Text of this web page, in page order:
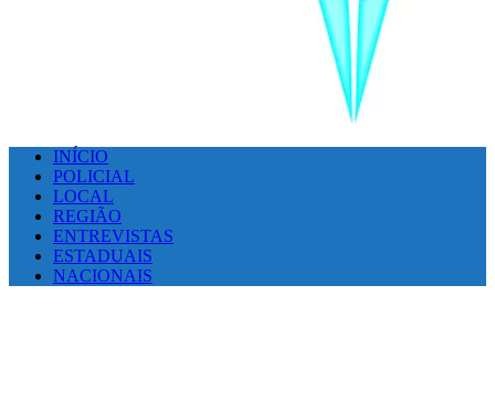
INÍCIO
POLICIAL
LOCAL
REGIÃO
ENTREVISTAS
ESTADUAIS
NACIONAIS